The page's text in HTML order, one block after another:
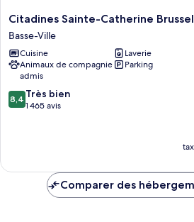
Citadines
Sainte-
Catherine
Brussels
Basse-
Ville
Citadines Sainte-Catherine
Basse-Ville
Cuisine
Laverie
Animaux de compagnie
admis
Parking
8.4
sur
8,4 Très bien
1 465 avis
Comparer des